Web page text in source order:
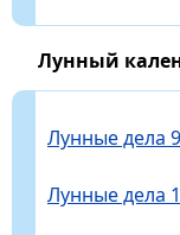
Лунный
Лунные дела
Лунные дела